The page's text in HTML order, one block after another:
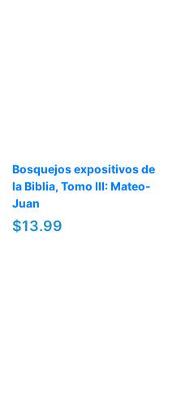
Bosquejos expositivos de
la Biblia, Tomo III: Mateo-
Juan
$13.99